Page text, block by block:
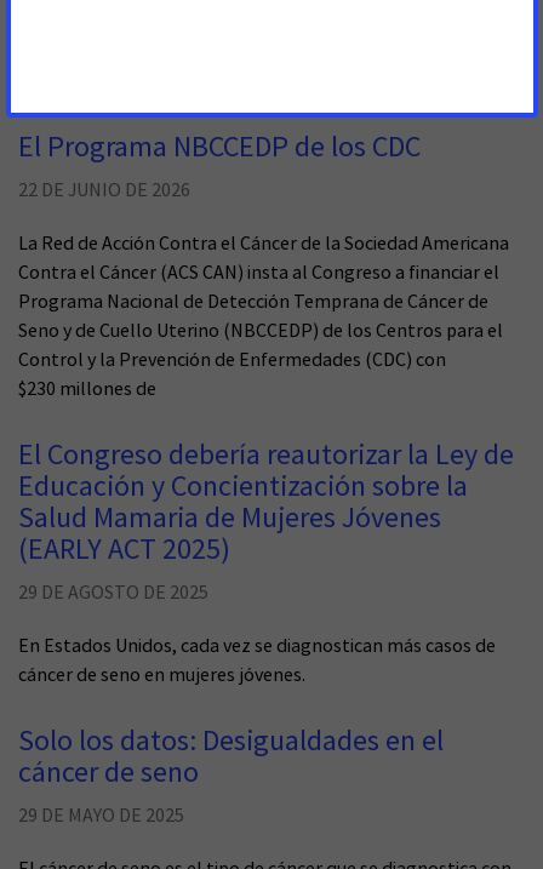
El Programa NBCCEDP de los CDC
22 DE JUNIO DE 2026
La Red de Acción Contra el Cáncer de la Sociedad Americana
Contra el Cáncer (ACS CAN) insta al Congreso a financiar el
Programa Nacional de Detección Temprana de Cáncer de
Seno y de Cuello Uterino (NBCCEDP) de los Centros para el
Control y la Prevención de Enfermedades (CDC) con
$230 millones de
El Congreso debería reautorizar la Ley de
Educación y Concientización sobre la
Salud Mamaria de Mujeres Jóvenes
(EARLY ACT 2025)
29 DE AGOSTO DE 2025
En Estados Unidos, cada vez se diagnostican más casos de
cáncer de seno en mujeres jóvenes.
Solo los datos: Desigualdades en el
cáncer de seno
29 DE MAYO DE 2025